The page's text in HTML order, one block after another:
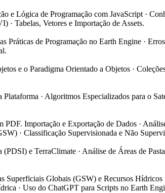
e Lógica de Programação com JavaScript ·
Tabelas, Vetores e Importação de Assets.
Práticas de Programação no Earth Engine ·
e o Paradigma Orientado a Objetos ·
· Algoritmos Especializados para o
PDF. Importação e Exportação de Dados ·
· Classificação Supervisionada e Não
e TerraClimate · Análise de Áreas de
Superficiais Globais (GSW) e Recursos
· Uso do ChatGPT para Scripts no Earth